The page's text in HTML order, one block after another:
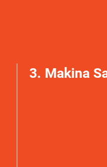
3. Makina